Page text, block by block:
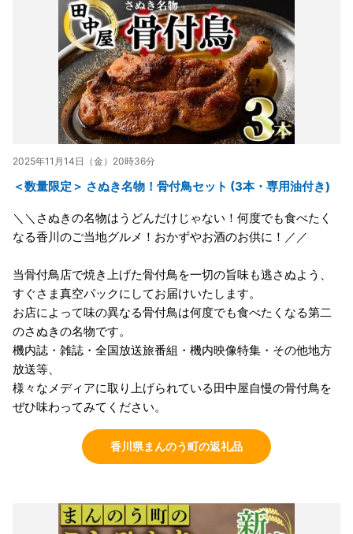
2025年11月14日（金）20時36分
＜数量限定＞ さぬき名物！骨付鳥セット (3本・専用油付き)
＼＼さぬきの名物はうどんだけじゃない！何度でも食べたく
なる香川のご当地グルメ！おかずやお酒のお供に！／／
当骨付鳥店で焼き上げた骨付鳥を一切の旨味も逃さぬよう、
すぐさま真空パックにしてお届けいたします。
お店によって味の異なる骨付鳥は何度でも食べたくなる第二
のさぬきの名物です。
機内誌・雑誌・全国放送旅番組・機内映像特集・その他地方
放送等、
様々なメディアに取り上げられている田中屋自慢の骨付鳥を
ぜひ味わってみてください。
香川県まんのう町の返礼品